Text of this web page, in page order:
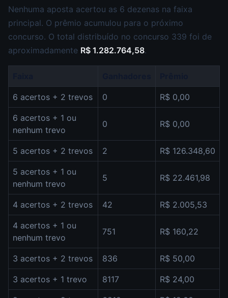
Nenhuma aposta acertou as 6 dezenas na faixa
principal. O prêmio acumulou para o próximo
concurso. O total distribuído no concurso 339 foi de
aproximadamente R$ 1.282.764,58.
6 acertos + 2 trevos 0 R$ 0,00
6 acertos + 1 ou
nenhum trevo
0 R$ 0,00
5 acertos + 2 trevos 2 R$ 126.348,60
5 acertos + 1 ou
nenhum trevo
5 R$ 22.461,98
4 acertos + 2 trevos 42 R$ 2.005,53
4 acertos + 1 ou
nenhum trevo
751 R$ 160,22
3 acertos + 2 trevos 836 R$ 50,00
3 acertos + 1 trevo 8117 R$ 24,00